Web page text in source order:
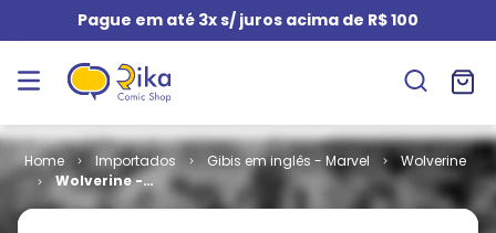
Pague em até 3x s/ juros acima de R$ 100
Importados Gibis em inglês - Marvel
Wolverine
Wolverine -
Volume 1 # 122